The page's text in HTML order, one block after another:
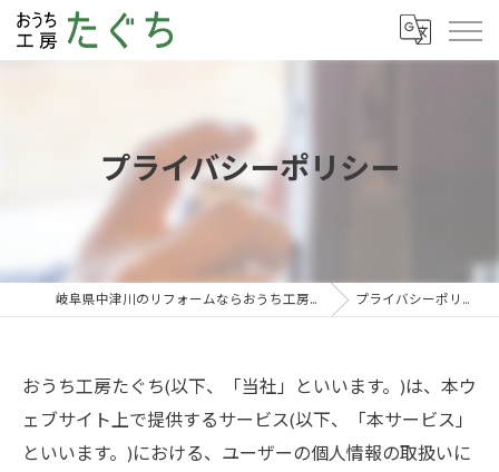
プライバシーポリシー
岐阜県中津川のリフォームならおうち工房たぐち プライバシーポリシー
おうち工房たぐち(以下、「当社」といいます。)は、本ウ
ェブサイト上で提供するサービス(以下、「本サービス」
といいます。)における、ユーザーの個人情報の取扱いに